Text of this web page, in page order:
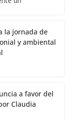
la jornada de
y ambiental
a favor del
Claudia